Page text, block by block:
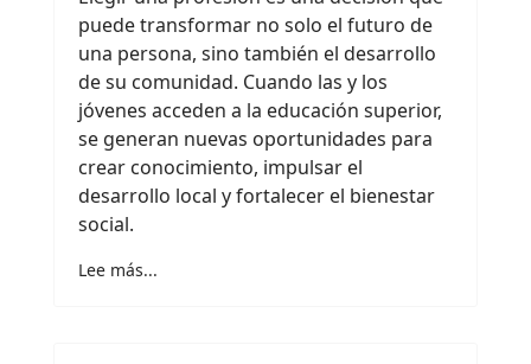
puede transformar no solo el futuro de
una persona, sino también el desarrollo
de su comunidad. Cuando las y los
jóvenes acceden a la educación superior,
se generan nuevas oportunidades para
crear conocimiento, impulsar el
desarrollo local y fortalecer el bienestar
social.
Lee más...